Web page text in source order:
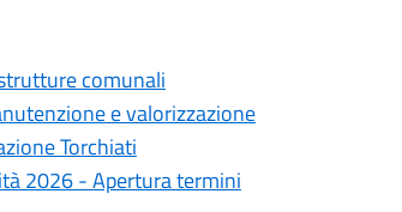
comunali
e valorizzazione
Torchiati
2026 - Apertura termini